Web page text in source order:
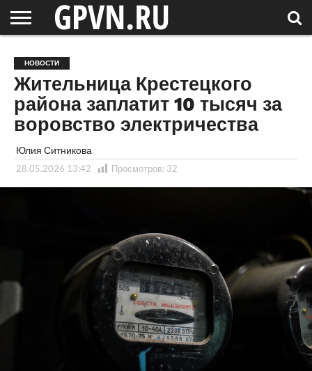
ОБЛАСТЬ
НОВОСТИ
СОСЕДЕЙ
РОССИЯ
/ МИР
СПЕЦПРОЕКТЫ
БЛОГ
СТАТЬИ
ФОТОРЕПОРТАЖИ
ИНТЕРВЬЮ
ОБЪЕКТЫ
ПОДБОРКИ
НОВОСТИ
Жительница Крестецкого
района заплатит 10 тысяч за
воровство электричества
Юлия Ситникова
28.05.2026 13:42 Просмотров: 32